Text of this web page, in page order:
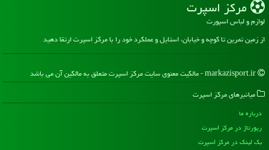
مركز اسپرت
لوازم و لباس اسپورت
از زمین تمرین تا کوچه و خیابان، استایل و عملکرد خود را با مرکز اسپرت ارتقا دهید
میانبرهای مركز اسپرت
درباره ما
رپورتاژ در مركز اسپرت
بک لینک در مركز اسپرت